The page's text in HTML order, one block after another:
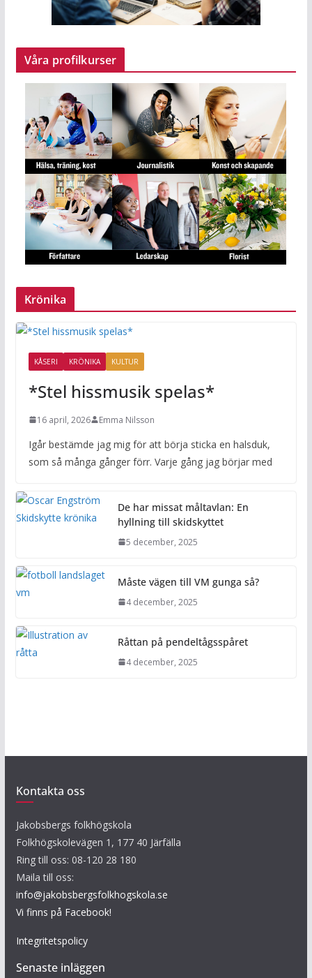
Våra profilkurser
Krönika
KÅSERI KRÖNIKA KULTUR
*Stel hissmusik spelas*
16 april, 2026 Emma Nilsson
Igår bestämde jag mig för att börja sticka en halsduk,
som så många gånger förr. Varje gång jag börjar med
De har missat måltavlan: En
hyllning till skidskyttet
5 december, 2025
Måste vägen till VM gunga så?
4 december, 2025
Råttan på pendeltågsspåret
4 december, 2025
Kontakta oss
Jakobsbergs folkhögskola
Folkhögskolevägen 1, 177 40 Järfälla
Ring till oss: 08-120 28 180
Maila till oss:
info@jakobsbergsfolkhogskola.se
Vi finns på Facebook!
Integritetspolicy
Senaste inläggen